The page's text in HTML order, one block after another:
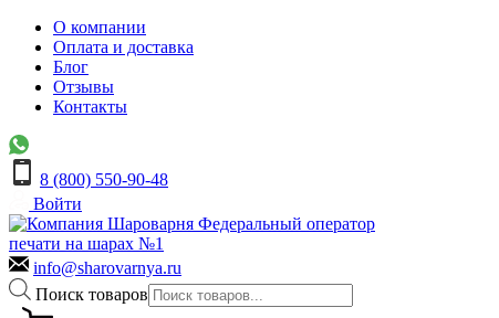
О компании
Оплата и доставка
Блог
Отзывы
Контакты
8 (800) 550-90-48
Войти
Федеральный оператор
печати на шарах №1
info@sharovarnya.ru
Поиск товаров